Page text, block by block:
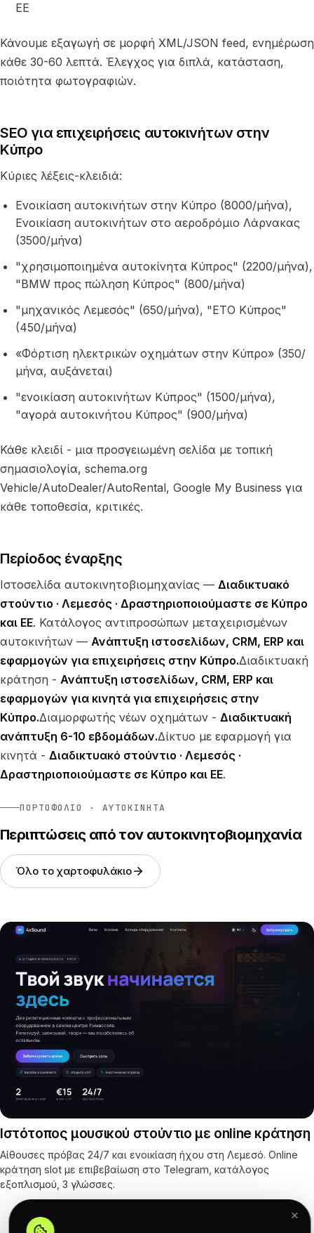
ΕΕ
Κάνουμε εξαγωγή σε μορφή XML/JSON feed, ενημέρωση
κάθε 30-60 λεπτά. Έλεγχος για διπλά, κατάσταση,
ποιότητα φωτογραφιών.
SEO για επιχειρήσεις αυτοκινήτων στην
Κύπρο
Κύριες λέξεις-κλειδιά:
Ενοικίαση αυτοκινήτων στην Κύπρο (8000/μήνα),
Ενοικίαση αυτοκινήτων στο αεροδρόμιο Λάρνακας
(3500/μήνα)
"χρησιμοποιημένα αυτοκίνητα Κύπρος" (2200/μήνα),
"BMW προς πώληση Κύπρος" (800/μήνα)
"μηχανικός Λεμεσός" (650/μήνα), "ΕΤΟ Κύπρος"
(450/μήνα)
«Φόρτιση ηλεκτρικών οχημάτων στην Κύπρο» (350/
μήνα, αυξάνεται)
"ενοικίαση αυτοκινήτων Κύπρος" (1500/μήνα),
"αγορά αυτοκινήτου Κύπρος" (900/μήνα)
Κάθε κλειδί - μια προσγειωμένη σελίδα με τοπική
σημασιολογία, schema.org
Vehicle/AutoDealer/AutoRental, Google My Business για
κάθε τοποθεσία, κριτικές.
Περίοδος έναρξης
Ιστοσελίδα αυτοκινητοβιομηχανίας — Διαδικτυακό
στούντιο · Λεμεσός · Δραστηριοποιούμαστε σε Κύπρο
και ΕΕ. Κατάλογος αντιπροσώπων μεταχειρισμένων
αυτοκινήτων — Ανάπτυξη ιστοσελίδων, CRM, ERP και
εφαρμογών για επιχειρήσεις στην Κύπρο.Διαδικτυακή
κράτηση - Ανάπτυξη ιστοσελίδων, CRM, ERP και
εφαρμογών για κινητά για επιχειρήσεις στην
Κύπρο.Διαμορφωτής νέων οχημάτων - Διαδικτυακή
ανάπτυξη 6-10 εβδομάδων.Δίκτυο με εφαρμογή για
κινητά - Διαδικτυακό στούντιο · Λεμεσός ·
Δραστηριοποιούμαστε σε Κύπρο και ΕΕ.
ΠΟΡΤΟΦΌΛΙΟ · ΑΥΤΟΚΊΝΗΤΑ
Περιπτώσεις από τον αυτοκινητοβιομηχανία
Όλο το χαρτοφυλάκιο
Ιστότοπος μουσικού στούντιο με online κράτηση
Αίθουσες πρόβας 24/7 και ενοικίαση ήχου στη Λεμεσό. Online
κράτηση slot με επιβεβαίωση στο Telegram, κατάλογος
εξοπλισμού, 3 γλώσσες.